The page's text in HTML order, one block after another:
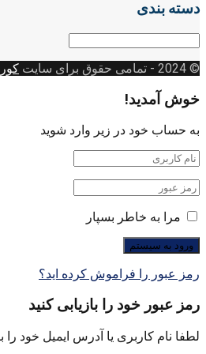
دسته بندی
دسته
© 2024
- تمامی حقوق برای سایت
خوش آمدید!
به حساب خود در زیر وارد شوید
مرا به خاطر بسپار
رمز عبور را فراموش کرده اید؟
رمز عبور خود را بازیابی کنید
لطفا نام کاربری یا آدرس ایمیل خود را